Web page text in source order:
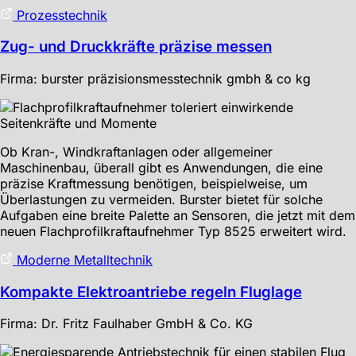
Prozesstechnik
Zug- und Druckkräfte präzise messen
Firma: burster präzisionsmesstechnik gmbh & co kg
Ob Kran-, Windkraftanlagen oder allgemeiner
Maschinenbau, überall gibt es Anwendungen, die eine
präzise Kraftmessung benötigen, beispielweise, um
Überlastungen zu vermeiden. Burster bietet für solche
Aufgaben eine breite Palette an Sensoren, die jetzt mit dem
neuen Flachprofilkraftaufnehmer Typ 8525 erweitert wird.
Moderne Metalltechnik
Kompakte Elektroantriebe regeln Fluglage
Firma: Dr. Fritz Faulhaber GmbH & Co. KG